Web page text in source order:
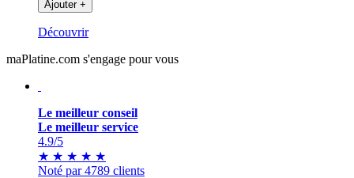
Ajouter +
Découvrir
maPlatine.com s'engage pour vous
Le meilleur conseil
Le meilleur service
4.9/5
★ ★ ★ ★ ★
Noté par 4789 clients